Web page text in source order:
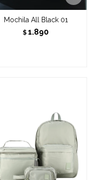
Mochila All Black 01
$ 1.890